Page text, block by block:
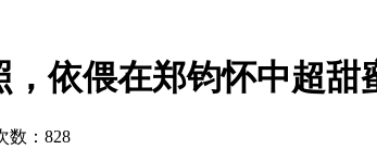
依偎在郑钧怀中超甜
数：828